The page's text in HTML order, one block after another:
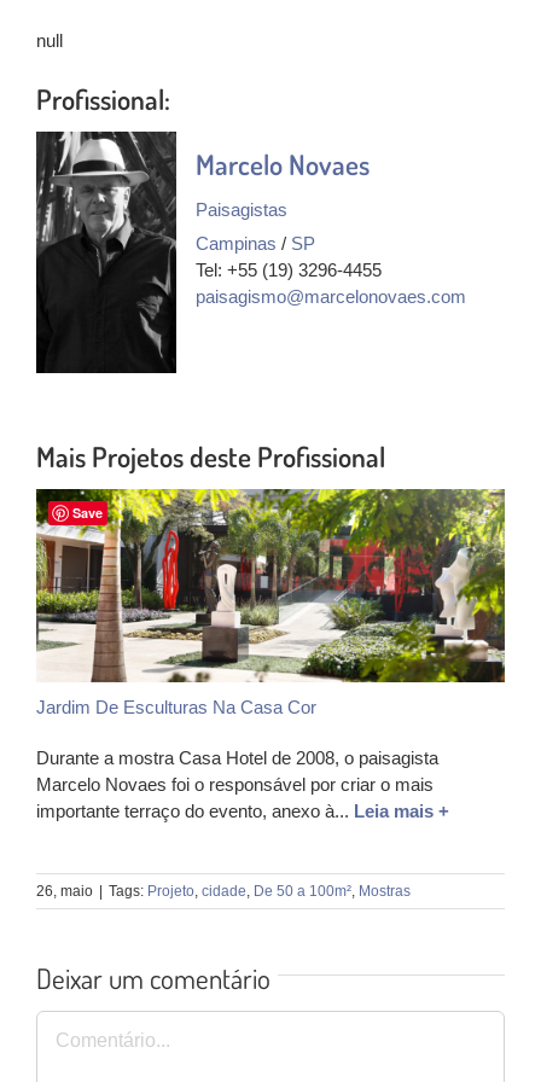
null
Profissional:
Marcelo Novaes
Paisagistas
Campinas / SP
Tel: +55 (19) 3296-4455
paisagismo@marcelonovaes.com
Mais Projetos deste Profissional
Jardim De Esculturas Na Casa Cor
Durante a mostra Casa Hotel de 2008, o paisagista
Marcelo Novaes foi o responsável por criar o mais
importante terraço do evento, anexo à... Leia mais +
26, maio Tags: Projeto, cidade, De 50 a 100m², Mostras
Deixar um comentário
Comentário
Save